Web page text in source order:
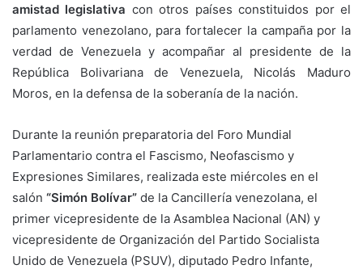
amistad legislativa con otros países constituidos por el
parlamento venezolano, para fortalecer la campaña por la
verdad de Venezuela y acompañar al presidente de la
República Bolivariana de Venezuela, Nicolás Maduro
Moros, en la defensa de la soberanía de la nación.
Durante la reunión preparatoria del Foro Mundial
Parlamentario contra el Fascismo, Neofascismo y
Expresiones Similares, realizada este miércoles en el
salón “Simón Bolívar” de la Cancillería venezolana, el
primer vicepresidente de la Asamblea Nacional (AN) y
vicepresidente de Organización del Partido Socialista
Unido de Venezuela (PSUV), diputado Pedro Infante,